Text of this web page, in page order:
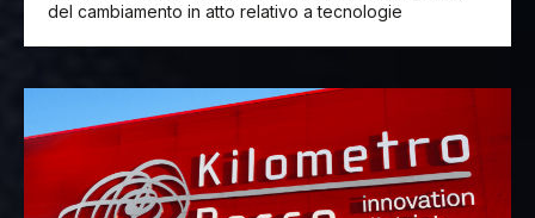
del cambiamento in atto relativo a tecnologie